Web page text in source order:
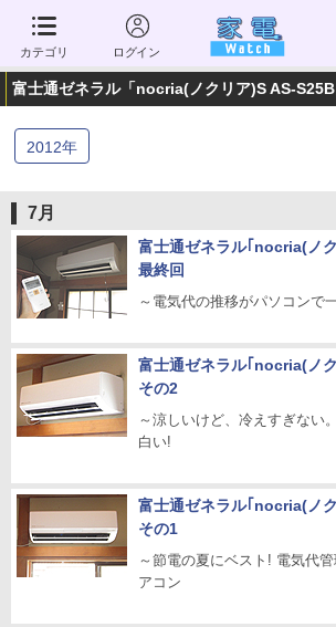
カテゴリ ログイン
富士通ゼネラル「nocria(ノクリア)S AS-
2012年
7月
富士通ゼネラル｢nocria(ノ
最終回
～電気代の推移がパソコンで
富士通ゼネラル｢nocria(ノ
その2
～涼しいけど、冷えすぎない
白い!
富士通ゼネラル｢nocria(ノ
その1
～節電の夏にベスト! 電気代
アコン